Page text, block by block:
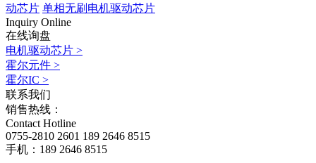
动芯片 单相无刷电机驱动芯片
Inquiry Online
在线询盘
电机驱动芯片 >
霍尔元件 >
霍尔IC >
联系我们
销售热线：
Contact Hotline
0755-2810 2601 189 2646 8515
手机：189 2646 8515